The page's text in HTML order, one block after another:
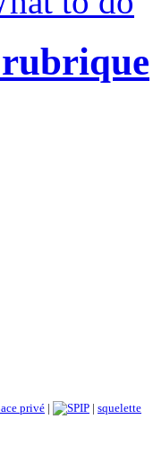
rubrique
privé | | squelette